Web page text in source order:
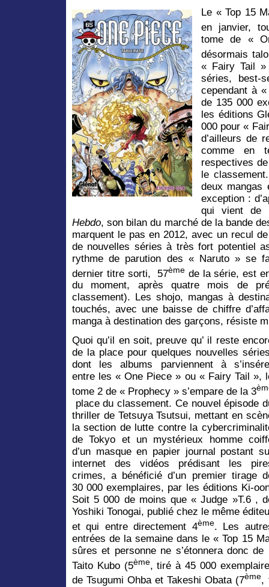
Le « Top 15
en janvier,
tome de «
désormais
« Fairy Tail »
séries, best-
cependant à
de 135 000
les éditions
000 pour «
d’ailleurs de
comme en
respectives
le
deux mangas
exception :
qui vient de
Hebdo, son bilan du marché de la bande
marquent le pas en 2012, avec un recul
de nouvelles séries à très fort potentiel
rythme de parution des « Naruto » se
dernier titre sorti, 57ème de la série, est
du moment, après quatre mois de
classement). Les shojo, mangas à
touchés, avec une baisse de chiffre
manga à destination des garçons, résiste
Quoi qu’il en soit, preuve qu’ il reste
de la place pour quelques nouvelles
dont les albums parviennent à
entre les « One Piece » ou « Fairy Tail »,
tome 2 de « Prophecy » s’empare de la 3
place du classement. Ce nouvel épisode
thriller de Tetsuya Tsutsui, mettant en
la section de lutte contre la
de Tokyo et un mystérieux homme
d’un masque en papier journal postant
internet des vidéos prédisant les
crimes, a bénéficié d’un premier tirage
30 000 exemplaires, par les éditions Ki-
Soit 5 000 de moins que « Judge »T.6 ,
Yoshiki Tonogai, publié chez le même
et qui entre directement 4ème. Les
entrées de la semaine dans le « Top 15
sûres et personne ne s’étonnera donc
Taito Kubo (5ème, tiré à 45 000
de Tsugumi Ohba et Takeshi Obata (7ème,